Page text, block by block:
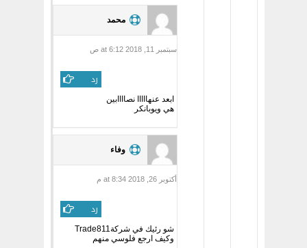
محمد
سبتمبر 11, 2018 at 6:12 ص
رد
ابعد عنهااااا نصاااابين
هي ويوبانكر
وفاء
أكتوبر 26, 2018 at 8:34 م
رد
شو رئيك في شركةTrade811
وكيف ارجع فلوسي منهم